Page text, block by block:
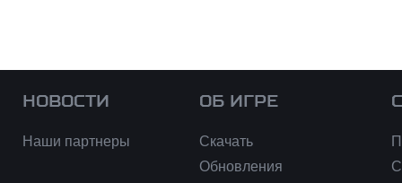
НОВОСТИ
Наши партнеры
ОБ ИГРЕ
Скачать
Обновления